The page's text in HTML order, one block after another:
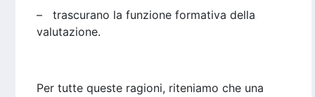
– trascurano la funzione formativa della
valutazione.
Per tutte queste ragioni, riteniamo che una